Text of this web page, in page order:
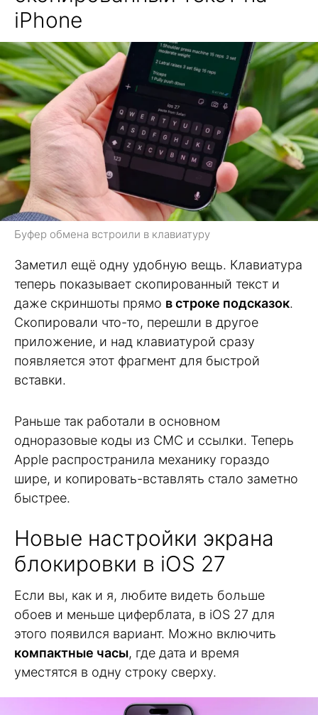
iPhone
Буфер обмена встроили в клавиатуру
Заметил ещё одну удобную вещь. Клавиатура
теперь показывает скопированный текст и
даже скриншоты прямо в строке подсказок.
Скопировали что-то, перешли в другое
приложение, и над клавиатурой сразу
появляется этот фрагмент для быстрой
вставки.
Раньше так работали в основном
одноразовые коды из СМС и ссылки. Теперь
Apple распространила механику гораздо
шире, и копировать-вставлять стало заметно
быстрее.
Новые настройки экрана
блокировки в iOS 27
Если вы, как и я, любите видеть больше
обоев и меньше циферблата, в iOS 27 для
этого появился вариант. Можно включить
компактные часы, где дата и время
уместятся в одну строку сверху.